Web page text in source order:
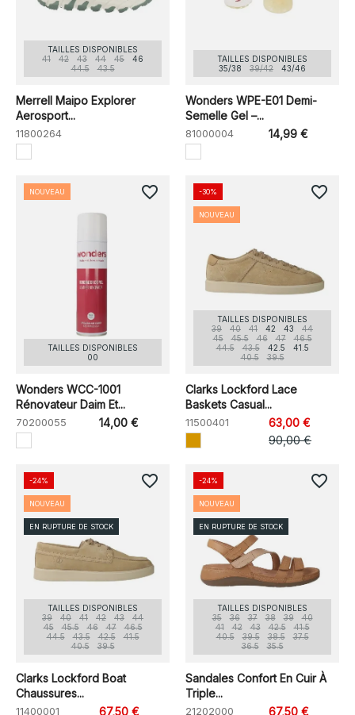
TAILLES DISPONIBLES
41
42 43 44 45
46
44.5
43.5
Merrell Maipo Explorer
Aerosport...
11800264
TAILLES DISPONIBLES
35/38
39/42 43/46
Wonders WPE-E01 Demi-
Semelle Gel –...
81000004 14,99 €
TAILLES DISPONIBLES
00
Wonders WCC-1001
Rénovateur Daim Et...
70200055 14,00 €
NOUVEAU favorite_border
TAILLES DISPONIBLES
39
40 41 42 43
44
45
45.5 46 47
46.5
44.5
43.5 42.5
41.5
40.5
39.5
Clarks Lockford Lace
Baskets Casual...
11500401
63,00 €
90,00 €
-30%
NOUVEAU
favorite_border
TAILLES DISPONIBLES
39
40 41 42 43
44
45
45.5 46 47
46.5
44.5
43.5 42.5
41.5
40.5
39.5
Clarks Lockford Boat
Chaussures...
11400001
67,50 €
-24%
NOUVEAU
EN RUPTURE DE STOCK
favorite_border
TAILLES DISPONIBLES
35
36 37 38 39
40
41
42 43 42.5
41.5
40.5
39.5 38.5
37.5
36.5
35.5
Sandales Confort En Cuir À
Triple...
21202000
67,50 €
-24%
NOUVEAU
EN RUPTURE DE STOCK
favorite_border